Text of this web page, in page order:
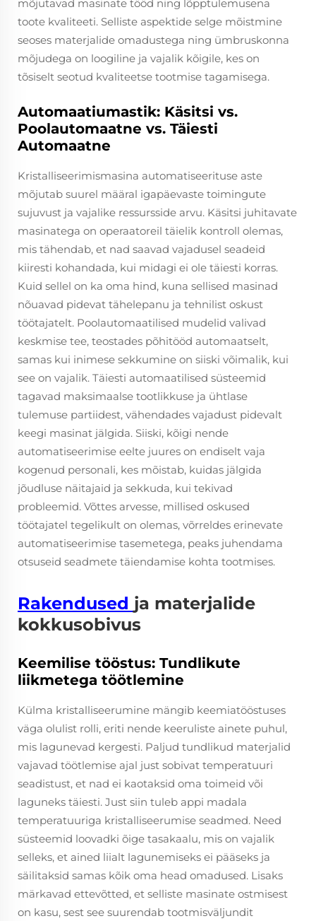
mõjutavad masinate tööd ning lõpptulemusena
toote kvaliteeti. Selliste aspektide selge mõistmine
seoses materjalide omadustega ning ümbruskonna
mõjudega on loogiline ja vajalik kõigile, kes on
tõsiselt seotud kvaliteetse tootmise tagamisega.
Automaatiumastik: Käsitsi vs.
Poolautomaatne vs. Täiesti
Automaatne
Kristalliseerimismasina automatiseerituse aste
mõjutab suurel määral igapäevaste toimingute
sujuvust ja vajalike ressursside arvu. Käsitsi juhitavate
masinatega on operaatoreil täielik kontroll olemas,
mis tähendab, et nad saavad vajadusel seadeid
kiiresti kohandada, kui midagi ei ole täiesti korras.
Kuid sellel on ka oma hind, kuna sellised masinad
nõuavad pidevat tähelepanu ja tehnilist oskust
töötajatelt. Poolautomaatilised mudelid valivad
keskmise tee, teostades põhitööd automaatselt,
samas kui inimese sekkumine on siiski võimalik, kui
see on vajalik. Täiesti automaatilised süsteemid
tagavad maksimaalse tootlikkuse ja ühtlase
tulemuse partiidest, vähendades vajadust pidevalt
keegi masinat jälgida. Siiski, kõigi nende
automatiseerimise eelte juures on endiselt vaja
kogenud personali, kes mõistab, kuidas jälgida
jõudluse näitajaid ja sekkuda, kui tekivad
probleemid. Võttes arvesse, millised oskused
töötajatel tegelikult on olemas, võrreldes erinevate
automatiseerimise tasemetega, peaks juhendama
otsuseid seadmete täiendamise kohta tootmises.
Rakendused ja materjalide
kokkusobivus
Keemilise tööstus: Tundlikute
liikmetega töötlemine
Külma kristalliseerumine mängib keemiatööstuses
väga olulist rolli, eriti nende keeruliste ainete puhul,
mis lagunevad kergesti. Paljud tundlikud materjalid
vajavad töötlemise ajal just sobivat temperatuuri
seadistust, et nad ei kaotaksid oma toimeid või
laguneks täiesti. Just siin tuleb appi madala
temperatuuriga kristalliseerumise seadmed. Need
süsteemid loovadki õige tasakaalu, mis on vajalik
selleks, et ained liialt lagunemiseks ei pääseks ja
säilitaksid samas kõik oma head omadused. Lisaks
märkavad ettevõtted, et selliste masinate ostmisest
on kasu, sest see suurendab tootmisväljundit